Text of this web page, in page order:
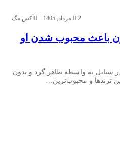
آکس مگ 2 مرداد, 1405
باعث محبوب شدن او
سیاتل به واسطه ظاهر گرد و بدون
ترندها و محبوب‌ترین…